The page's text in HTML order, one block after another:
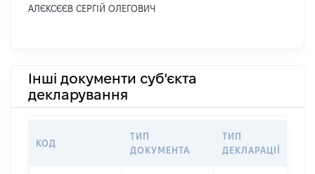
АЛЄКСЄЄВ СЕРГІЙ ОЛЕГОВИЧ
Інші документи суб'єкта
декларування
КОД
ТИП
ДОКУМЕНТА
ТИП
ДЕКЛАРАЦІЇ